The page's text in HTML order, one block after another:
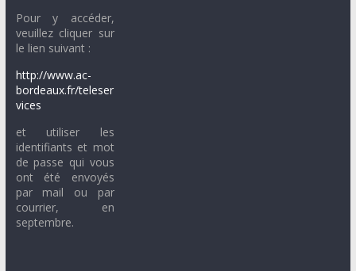
Pour y accéder,
veuillez cliquer sur
le lien suivant :
http://www.ac-
bordeaux.fr/teleser
vices
et utiliser les
identifiants et mot
de passe qui vous
ont été envoyés
par mail ou par
courrier, en
septembre.